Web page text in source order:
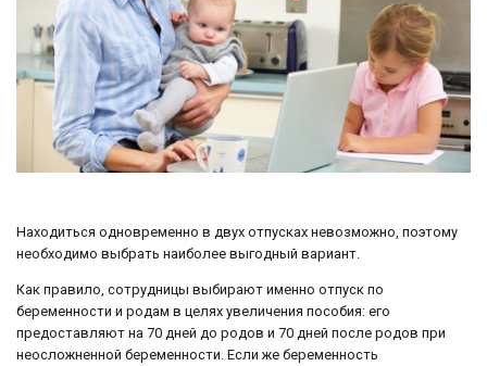
Находиться одновременно в двух отпусках невозможно, поэтому
необходимо выбрать наиболее выгодный вариант.
Как правило, сотрудницы выбирают именно отпуск по
беременности и родам в целях увеличения пособия: его
предоставляют на 70 дней до родов и 70 дней после родов при
неосложненной беременности. Если же беременность